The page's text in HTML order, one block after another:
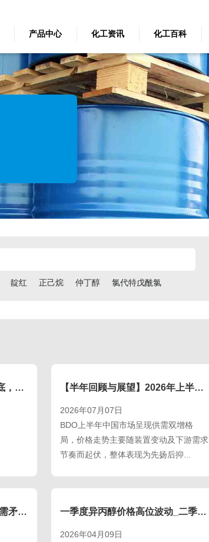
产品中心 化工资讯 化工百科
靛红 正己烷 仲丁醇 氯代特戊酰氯
丙烯腈-供应吃紧叠加库存见底，丙烯腈行情飙至五年峰值 【半年回顾与展望】2026年上半年中国BDO市场运行分析及后续预判
2026年07月07日
BDO上半年中国市场呈现供需双增格
局，价格走势主要随装置变动及下游需求
节奏而起伏，整体表现为先扬后抑...
[原油]：六年油价变迁：从供需矛盾升级为地缘博弈 一季度异丙醇价格高位波动_二季度市场逻辑或转向供需博弈-奥维化工
2026年04月09日